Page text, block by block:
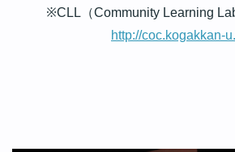
※CLL （Community Learning
http://coc.kogakkan-